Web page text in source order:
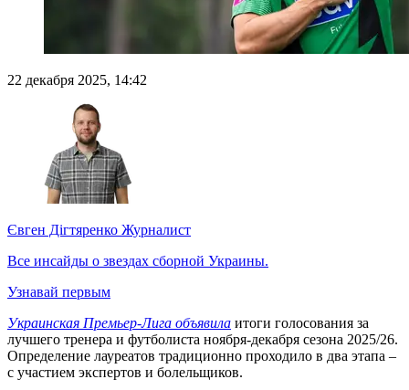
22 декабря 2025, 14:42
Євген Дігтяренко Журналист
Все инсайды о звездах сборной Украины.
Узнавай первым
Украинская Премьер-Лига объявила итоги голосования за
лучшего тренера и футболиста ноября-декабря сезона 2025/26.
Определение лауреатов традиционно проходило в два этапа –
с участием экспертов и болельщиков.